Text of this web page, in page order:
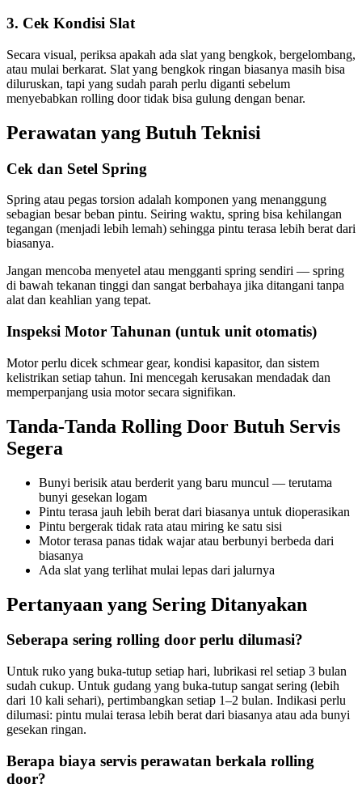
3. Cek Kondisi Slat
Secara visual, periksa apakah ada slat yang bengkok, bergelombang,
atau mulai berkarat. Slat yang bengkok ringan biasanya masih bisa
diluruskan, tapi yang sudah parah perlu diganti sebelum
menyebabkan rolling door tidak bisa gulung dengan benar.
Perawatan yang Butuh Teknisi
Cek dan Setel Spring
Spring atau pegas torsion adalah komponen yang menanggung
sebagian besar beban pintu. Seiring waktu, spring bisa kehilangan
tegangan (menjadi lebih lemah) sehingga pintu terasa lebih berat dari
biasanya.
Jangan mencoba menyetel atau mengganti spring sendiri — spring
di bawah tekanan tinggi dan sangat berbahaya jika ditangani tanpa
alat dan keahlian yang tepat.
Inspeksi Motor Tahunan (untuk unit otomatis)
Motor perlu dicek schmear gear, kondisi kapasitor, dan sistem
kelistrikan setiap tahun. Ini mencegah kerusakan mendadak dan
memperpanjang usia motor secara signifikan.
Tanda-Tanda Rolling Door Butuh Servis
Segera
Bunyi berisik atau berderit yang baru muncul — terutama
bunyi gesekan logam
Pintu terasa jauh lebih berat dari biasanya untuk dioperasikan
Pintu bergerak tidak rata atau miring ke satu sisi
Motor terasa panas tidak wajar atau berbunyi berbeda dari
biasanya
Ada slat yang terlihat mulai lepas dari jalurnya
Pertanyaan yang Sering Ditanyakan
Seberapa sering rolling door perlu dilumasi?
Untuk ruko yang buka-tutup setiap hari, lubrikasi rel setiap 3 bulan
sudah cukup. Untuk gudang yang buka-tutup sangat sering (lebih
dari 10 kali sehari), pertimbangkan setiap 1–2 bulan. Indikasi perlu
dilumasi: pintu mulai terasa lebih berat dari biasanya atau ada bunyi
gesekan ringan.
Berapa biaya servis perawatan berkala rolling
door?